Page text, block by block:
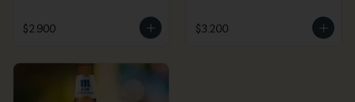
$2.900 $3.200